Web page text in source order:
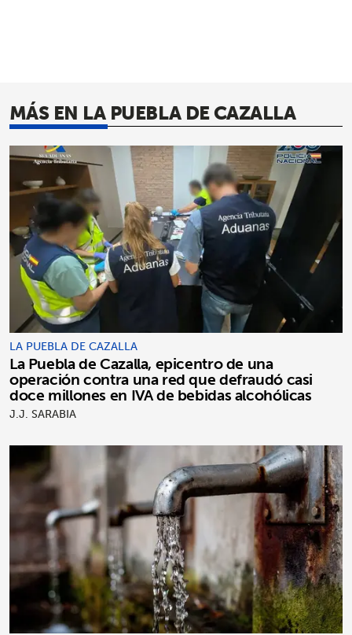
MÁS EN LA PUEBLA DE CAZALLA
LA PUEBLA DE CAZALLA
La Puebla de Cazalla, epicentro de una
operación contra una red que defraudó casi
doce millones en IVA de bebidas alcohólicas
J.J. SARABIA